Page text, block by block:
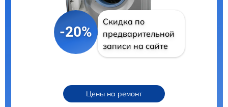
-20%
Скидка по
предварительной
записи на сайте
Цены на ремонт